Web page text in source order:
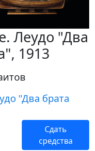
Леудо "Два
1913
"Два брата
Сдать
средства